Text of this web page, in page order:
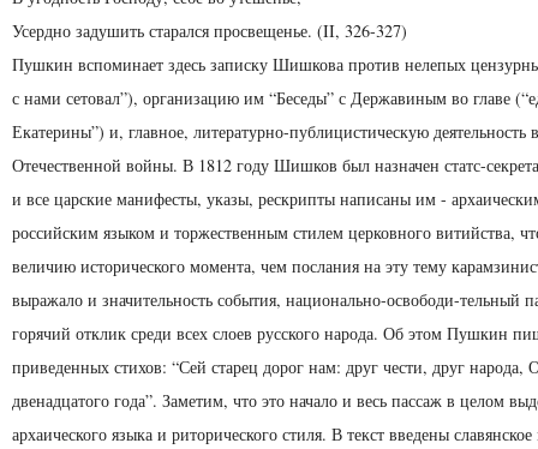
Усердно задушить старался просвещенье. (II, 326-327)
Пушкин вспоминает здесь записку Шишкова против нелепых
с нами сетовал”), организацию им “Беседы” с Державиным во главе
Екатерины”) и, главное, литературно-публицистическую деятельность
Отечественной войны. В 1812 году Шишков был назначен статс-
и все царские манифесты, указы, рескрипты написаны им -
российским языком и торжественным стилем церковного витийства,
величию исторического момента, чем послания на эту тему
выражало и значительность события, национально-освободи-тельный
горячий отклик среди всех слоев русского народа. Об этом Пушкин
приведенных стихов: “Сей старец дорог нам: друг чести, друг народа,
двенадцатого года”. Заметим, что это начало и весь пассаж в целом
архаического языка и риторического стиля. В текст введены